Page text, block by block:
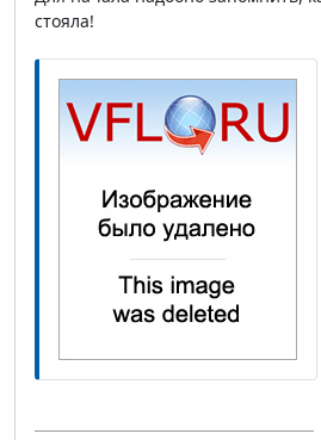
стояла!